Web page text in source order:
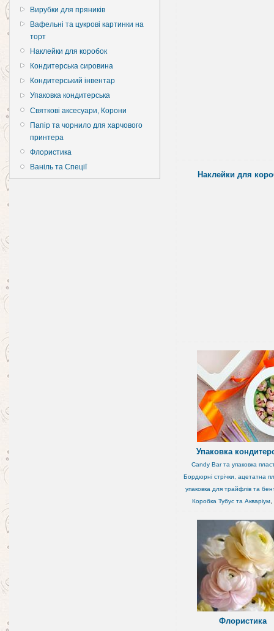
Вирубки для пряників
Вафельні та цукрові картинки на
торт
Наклейки для коробок
Кондитерська сировина
Кондитерський інвентар
Упаковка кондитерська
Святкові аксесуари, Корони
Папір та чорнило для харчового
принтера
Флористика
Ваніль та Спеції
Наклейки для
Упаковка
Candy Bar та упаковка
Бордюрні стрічки, ацетатна
упаковка для трайфлів та
Коробка Тубус та Акваріум,
Флористика